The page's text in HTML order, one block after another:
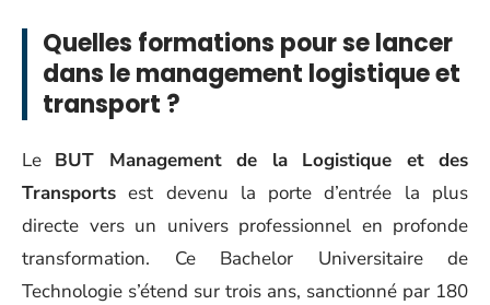
Quelles formations pour se lancer
dans le management logistique et
transport ?
Le BUT Management de la Logistique et des
Transports est devenu la porte d’entrée la plus
directe vers un univers professionnel en profonde
transformation. Ce Bachelor Universitaire de
Technologie s’étend sur trois ans, sanctionné par 180